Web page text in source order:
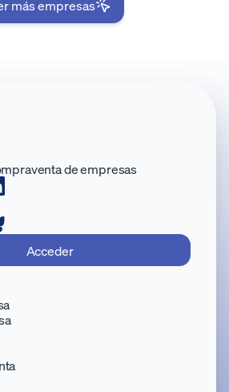
más empresas
de empresas
Acceder